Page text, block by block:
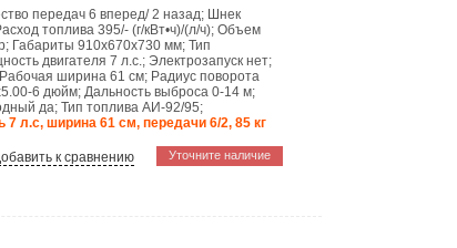
передач 6 вперед/ 2 назад; Шнек
топлива 395/- (г/кВт•ч)/(л/ч); Объем
; Габариты 910x670x730 мм; Тип
двигателя 7 л.с.; Электрозапуск нет;
Рабочая ширина 61 см; Радиус поворота
6 дюйм; Дальность выброса 0-14 м;
да; Тип топлива АИ-92/95;
7 л.с, ширина 61 см, передачи 6/2, 85 кг
Уточните наличие
к сравнению